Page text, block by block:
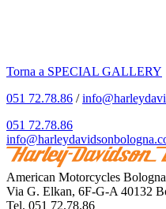
Torna a SPECIAL GALLERY
051 72.78.86 /
051 72.78.86
American Motorcycles
Via G. Elkan, 6F-G-A 40132
Tel. 051 72.78.86